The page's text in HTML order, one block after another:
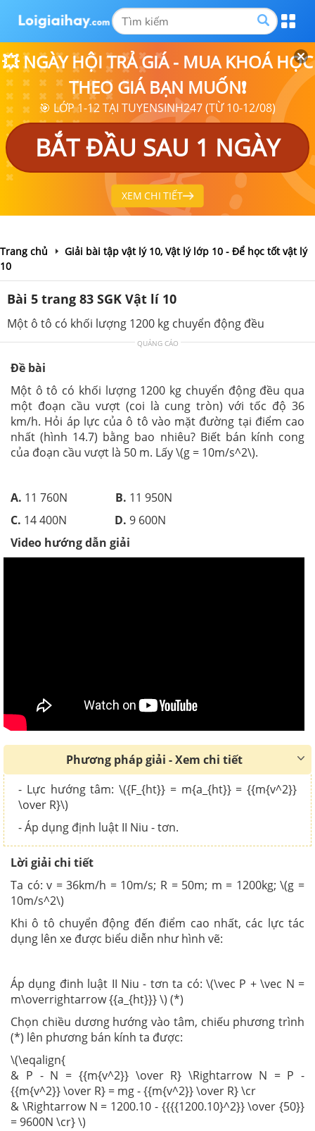
💥 NGÀY HỘI TRẢ GIÁ - MUA KHOÁ HỌC
THEO GIÁ BẠN MUỐN❗
🎯 LỚP 1-12 TẠI TUYENSINH247 (TỪ 10-12/08)
BẮT ĐẦU SAU 1 NGÀY
XEM CHI TIẾT
Trang chủ
Giải bài tập vật lý 10, Vật lý lớp 10 - Để học tốt vật lý
10
Bài 5 trang 83 SGK Vật lí 10
Một ô tô có khối lượng 1200 kg chuyển động đều
QUẢNG CÁO
Đề bài
Một ô tô có khối lượng 1200 kg chuyển động đều qua
một đoạn cầu vượt (coi là cung tròn) với tốc độ 36
km/h. Hỏi áp lực của ô tô vào mặt đường tại điểm cao
nhất (hình 14.7) bằng bao nhiêu? Biết bán kính cong
của đoạn cầu vượt là 50 m. Lấy \(g = 10m/s^2\).
A. 11 760N B. 11 950N
C. 14 400N D. 9 600N
Video hướng dẫn giải
Phương pháp giải - Xem chi tiết
- Lực hướng tâm: \({F_{ht}} = m{a_{ht}} = {{m{v^2}}
\over R}\)
- Áp dụng định luật II Niu - tơn.
Lời giải chi tiết
Ta có: v = 36km/h = 10m/s; R = 50m; m = 1200kg;\(g =
10m/s^2\)
Khi ô tô chuyển động đến điểm cao nhất, các lực tác
dụng lên xe được biểu diễn như hình vẽ:
Áp dụng đinh luật II Niu - tơn ta có: \(\vec P + \vec N =
m\overrightarrow {{a_{ht}}} \) (*)
Chọn chiều dương hướng vào tâm, chiếu phương trình
(*) lên phương bán kính ta được:
\(\eqalign{
& P - N = {{m{v^2}} \over R} \Rightarrow N = P -
{{m{v^2}} \over R} = mg - {{m{v^2}} \over R} \cr
& \Rightarrow N = 1200.10 - {{{{1200.10}^2}} \over {50}}
= 9600N \cr} \)